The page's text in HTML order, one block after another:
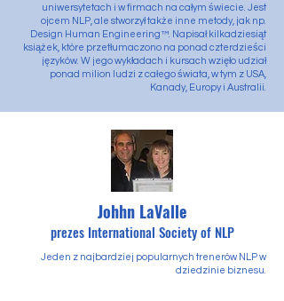
uniwersytetach i w firmach na całym świecie. Jest
ojcem NLP, ale stworzył także inne metody, jak np.
Design Human Engineering™. Napisał kilkadziesiąt
książek, które przetłumaczono na ponad czterdzieści
języków. W jego wykładach i kursach wzięło udział
ponad milion ludzi z całego świata, w tym z USA,
Kanady, Europy i Australii.
Johhn LaValle
prezes International Society of NLP
Jeden z najbardziej popularnych trenerów NLP w
dziedzinie biznesu.